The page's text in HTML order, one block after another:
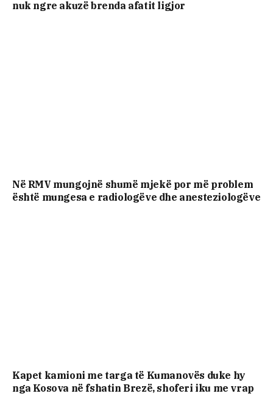
nuk ngre akuzë brenda afatit ligjor
Në RMV mungojnë shumë mjekë por më problem
është mungesa e radiologëve dhe anesteziologëve
Kapet kamioni me targa të Kumanovës duke hy
nga Kosova në fshatin Brezë, shoferi iku me vrap